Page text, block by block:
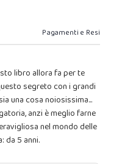
Pagamenti e Resi
libro allora fa per te
segreto con i grandi
una cosa noiosissima...
anzi è meglio farne
nel mondo delle
da 5 anni.